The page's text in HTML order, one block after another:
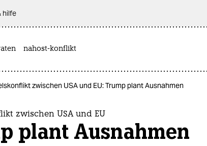
hilfe
nahost-konflikt
zwischen USA und EU: Trump plant Ausnahmen
zwischen USA und EU
plant Ausnahmen